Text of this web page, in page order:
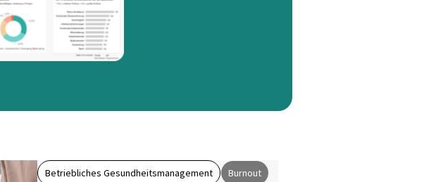
Betriebliches Gesundheitsmanagement Burnout